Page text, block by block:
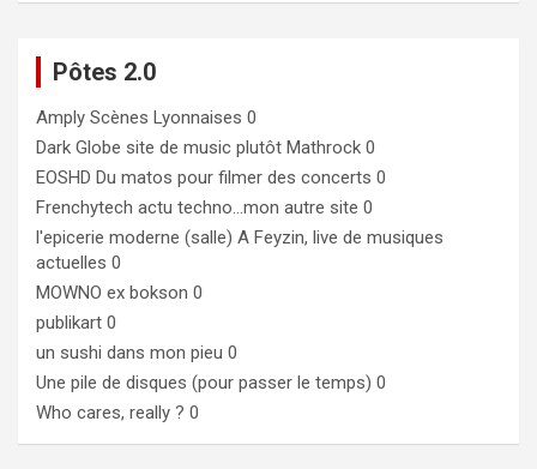
Pôtes 2.0
Amply Scènes Lyonnaises 0
Dark Globe site de music plutôt Mathrock 0
EOSHD Du matos pour filmer des concerts 0
Frenchytech actu techno…mon autre site 0
l'epicerie moderne (salle) A Feyzin, live de musiques
actuelles 0
MOWNO ex bokson 0
publikart 0
un sushi dans mon pieu 0
Une pile de disques (pour passer le temps) 0
Who cares, really ? 0